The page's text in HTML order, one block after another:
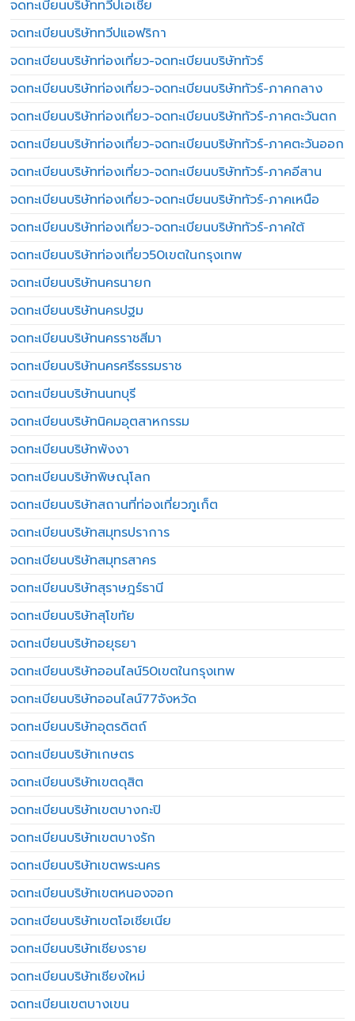
จดทะเบียนบริษัททวีปเอเชีย
จดทะเบียนบริษัททวีปแอฟริกา
จดทะเบียนบริษัทท่องเที่ยว-จดทะเบียนบริษัททัวร์
จดทะเบียนบริษัทท่องเที่ยว-จดทะเบียนบริษัททัวร์-ภาคกลาง
จดทะเบียนบริษัทท่องเที่ยว-จดทะเบียนบริษัททัวร์-ภาคตะวันตก
จดทะเบียนบริษัทท่องเที่ยว-จดทะเบียนบริษัททัวร์-ภาคตะวันออก
จดทะเบียนบริษัทท่องเที่ยว-จดทะเบียนบริษัททัวร์-ภาคอีสาน
จดทะเบียนบริษัทท่องเที่ยว-จดทะเบียนบริษัททัวร์-ภาคเหนือ
จดทะเบียนบริษัทท่องเที่ยว-จดทะเบียนบริษัททัวร์-ภาคใต้
จดทะเบียนบริษัทท่องเที่ยว50เขตในกรุงเทพ
จดทะเบียนบริษัทนครนายก
จดทะเบียนบริษัทนครปฐม
จดทะเบียนบริษัทนครราชสีมา
จดทะเบียนบริษัทนครศรีธรรมราช
จดทะเบียนบริษัทนนทบุรี
จดทะเบียนบริษัทนิคมอุตสาหกรรม
จดทะเบียนบริษัทพังงา
จดทะเบียนบริษัทพิษณุโลก
จดทะเบียนบริษัทสถานที่ท่องเที่ยวภูเก็ต
จดทะเบียนบริษัทสมุทรปราการ
จดทะเบียนบริษัทสมุทรสาคร
จดทะเบียนบริษัทสุราษฎร์ธานี
จดทะเบียนบริษัทสุโขทัย
จดทะเบียนบริษัทอยุธยา
จดทะเบียนบริษัทออนไลน์50เขตในกรุงเทพ
จดทะเบียนบริษัทออนไลน์77จังหวัด
จดทะเบียนบริษัทอุตรดิตถ์
จดทะเบียนบริษัทเกษตร
จดทะเบียนบริษัทเขตดุสิต
จดทะเบียนบริษัทเขตบางกะปิ
จดทะเบียนบริษัทเขตบางรัก
จดทะเบียนบริษัทเขตพระนคร
จดทะเบียนบริษัทเขตหนองจอก
จดทะเบียนบริษัทเขตโอเชียเนีย
จดทะเบียนบริษัทเชียงราย
จดทะเบียนบริษัทเชียงใหม่
จดทะเบียนเขตบางเขน